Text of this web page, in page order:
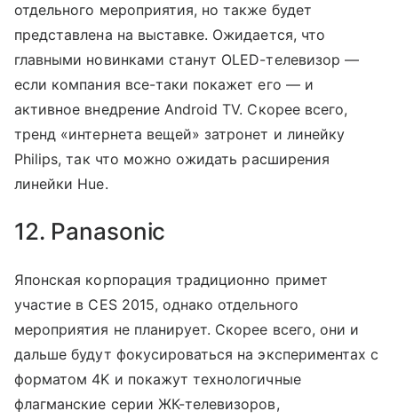
отдельного мероприятия, но также будет
представлена на выставке. Ожидается, что
главными новинками станут OLED-телевизор —
если компания все-таки покажет его — и
активное внедрение Android TV. Скорее всего,
тренд «интернета вещей» затронет и линейку
Philips, так что можно ожидать расширения
линейки Hue.
12. Panasonic
Японская корпорация традиционно примет
участие в CES 2015, однако отдельного
мероприятия не планирует. Скорее всего, они и
дальше будут фокусироваться на экспериментах с
форматом 4K и покажут технологичные
флагманские серии ЖК-телевизоров,